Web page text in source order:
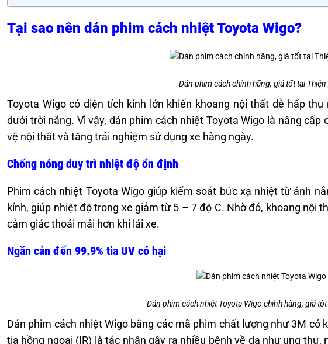
Tại sao nên dán phim cách nhiệt Toyota Wigo?
Dán phim cách chính hãng, giá tốt tại Thiện
Toyota Wigo có diện tích kính lớn khiến khoang nội thất dễ hấp
dưới trời nắng. Vì vậy, dán phim cách nhiệt Toyota Wigo là nâng
vệ nội thất và tăng trải nghiệm sử dụng xe hàng ngày.
Chống nóng duy trì nhiệt độ ổn định
Phim cách nhiệt Toyota Wigo giúp kiểm soát bức xạ nhiệt từ ánh
kính, giúp nhiệt độ trong xe giảm từ 5 – 7 độ C. Nhờ đó, khoang nội
cảm giác thoải mái hơn khi lái xe.
Ngăn cản đến 99.9% tia UV có hại
Dán phim cách nhiệt Toyota Wigo chính hãng, giá
Dán phim cách nhiệt Wigo bằng các mã phim chất lượng như 3M có
tia hồng ngoại (IR) là tác nhân gây ra nhiều bệnh về da như ung